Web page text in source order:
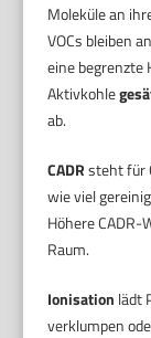
Moleküle an
VOCs bleiben
eine begrenzte
Aktivkohle
ab.
CADRsteht für
wie viel
Höhere CADR-
Raum.
Ionisation lädt
verklumpen